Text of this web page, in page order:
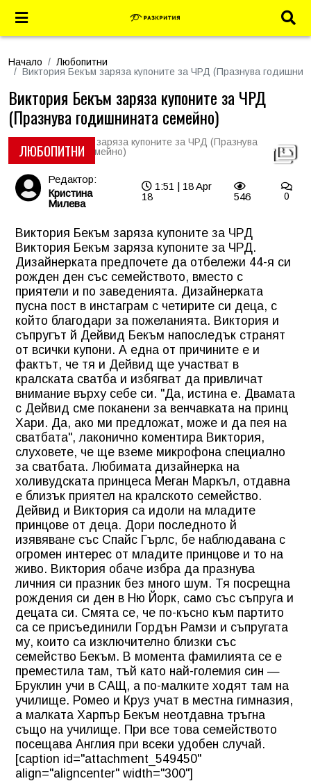
Начало
Любопитни
Виктория Бекъм заряза купоните за ЧРД (Празнува
ЛЮБОПИТНИ
Виктория Бекъм заряза купоните за ЧРД
(Празнува годишнината семейно)
Редактор:
Кристина
Милева
1:51 | 18 Apr
18
546 0
Виктория Бекъм заряза купоните за ЧРД
Виктория Бекъм заряза купоните за ЧРД.
Дизайнерката предпочете да отбележи 44-я си
рожден ден със семейството, вместо с
приятели и по заведенията. Дизайнерката
пусна пост в инстаграм с четирите си деца, с
който благодари за пожеланията. Виктория и
съпругът й Дейвид Бекъм напоследък странят
от всички купони. А една от причините е и
фактът, че тя и Дейвид ще участват в
кралската сватба и избягват да привличат
внимание върху себе си. "Да, истина е. Двамата
с Дейвид сме поканени за венчавката на принц
Хари. Да, ако ми предложат, може и да пея на
сватбата", лаконично коментира Виктория,
слуховете, че ще вземе микрофона специално
за сватбата. Любимата дизайнерка на
холивудската принцеса Меган Маркъл, отдавна
е близък приятел на кралското семейство.
Дейвид и Виктория са идоли на младите
принцове от деца. Дори последното й
изявяване със Спайс Гърлс, бе наблюдавана с
огромен интерес от младите принцове и то на
живо. Виктория обаче избра да празнува
личния си празник без много шум. Тя посрещна
рождения си ден в Ню Йорк, само със съпруга и
децата си. Смята се, че по-късно към партито
са се присъединили Гордън Рамзи и съпругата
му, които са изключително близки със
семейство Бекъм. В момента фамилията се е
преместила там, тъй като най-големия син —
Бруклин учи в САЩ, а по-малките ходят там на
училище. Ромео и Круз учат в местна гимназия,
а малката Харпър Бекъм неотдавна тръгна
също на училище. При все това семейството
посещава Англия при всеки удобен случай.
[caption id="attachment_549450"
align="aligncenter" width="300"]